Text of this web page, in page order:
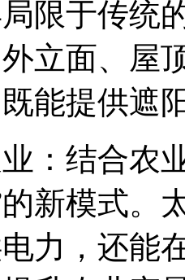
限于传统
立面、屋
能提供遮
：结合农
新模式。
力，还能